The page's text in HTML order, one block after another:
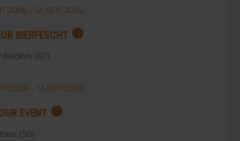
2026- 12 SEP 2026
BIERFESCHT
(67)
2026- 13 SEP 2026
EVENT
(59)